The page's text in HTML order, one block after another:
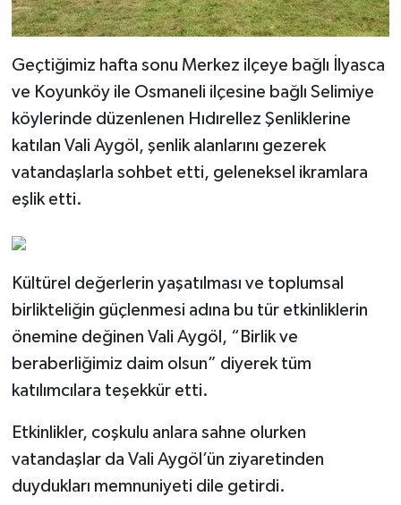
Geçtiğimiz hafta sonu Merkez ilçeye bağlı İlyasca
ve Koyunköy ile Osmaneli ilçesine bağlı Selimiye
köylerinde düzenlenen Hıdırellez Şenliklerine
katılan Vali Aygöl, şenlik alanlarını gezerek
vatandaşlarla sohbet etti, geleneksel ikramlara
eşlik etti.
Kültürel değerlerin yaşatılması ve toplumsal
birlikteliğin güçlenmesi adına bu tür etkinliklerin
önemine değinen Vali Aygöl, “Birlik ve
beraberliğimiz daim olsun” diyerek tüm
katılımcılara teşekkür etti.
Etkinlikler, coşkulu anlara sahne olurken
vatandaşlar da Vali Aygöl’ün ziyaretinden
duydukları memnuniyeti dile getirdi.